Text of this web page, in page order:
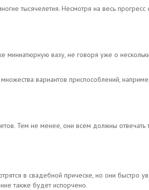
тысячелетия. Несмотря на весь прогресс
миниатюрную вазу, не говоря уже о
вариантов приспособлений,
Тем не менее, они всем должны отвечать
в свадебной прическе, но они быстро
также будет испорчено.